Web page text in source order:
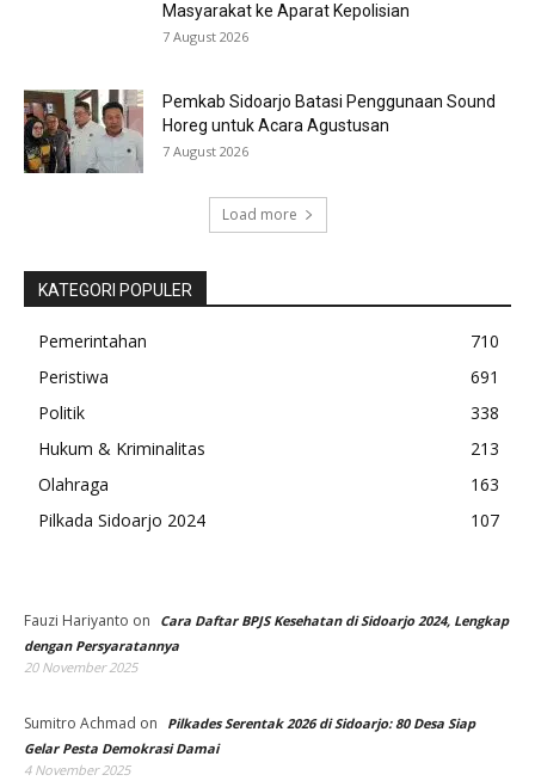
Masyarakat ke Aparat Kepolisian
7 August 2026
Pemkab Sidoarjo Batasi Penggunaan Sound
Horeg untuk Acara Agustusan
7 August 2026
Load more
KATEGORI POPULER
Pemerintahan
710
Peristiwa
691
Politik
338
Hukum & Kriminalitas
213
Olahraga
163
Pilkada Sidoarjo 2024
107
Fauzi Hariyanto on
Cara Daftar BPJS Kesehatan di Sidoarjo 2024, Lengkap
dengan Persyaratannya
20 November 2025
Sumitro Achmad on
Pilkades Serentak 2026 di Sidoarjo: 80 Desa Siap
Gelar Pesta Demokrasi Damai
4 November 2025